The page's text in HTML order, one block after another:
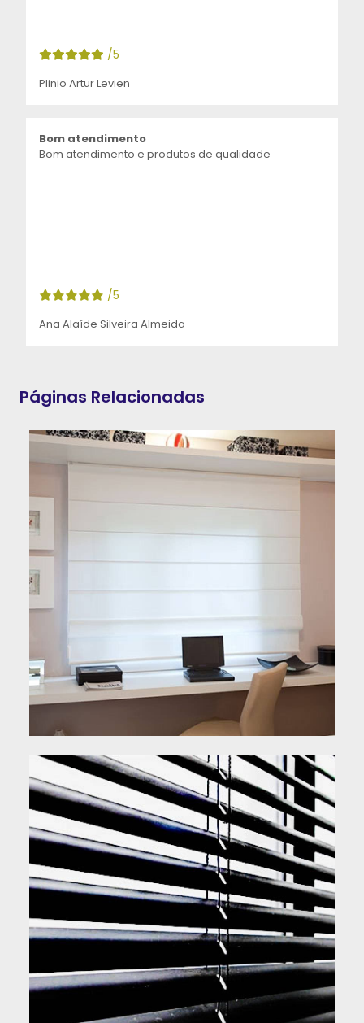
/5
Plinio Artur Levien
Bom atendimento
Bom atendimento e produtos de qualidade
/5
Ana Alaíde Silveira Almeida
Páginas Relacionadas